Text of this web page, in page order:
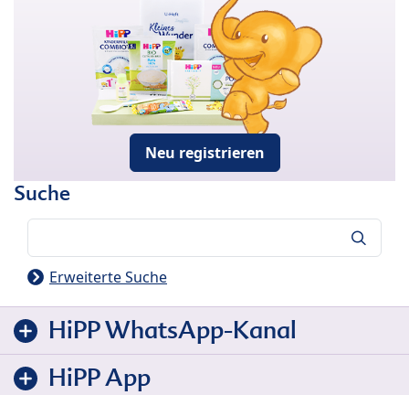
Neu registrieren
Suche
Erweiterte Suche
HiPP WhatsApp-Kanal
HiPP App